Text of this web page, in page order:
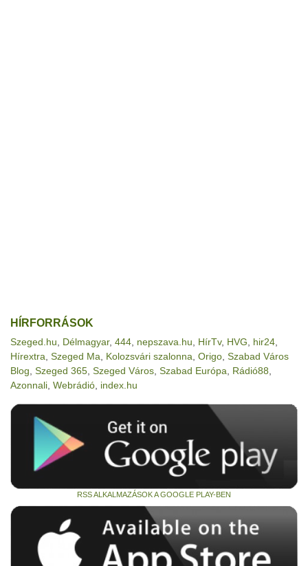
HÍRFORRÁSOK
Szeged.hu Délmagyar, 444 nepszava.hu HírTv, HVG hir24
Hírextra Szeged Ma Kolozsvári szalonna Origo Szabad Város
Blog Szeged 365 Szeged Város Szabad Európa Rádió88
Azonnali Webrádió index.hu
RSS ALKALMAZÁSOK A GOOGLE PLAY-BEN